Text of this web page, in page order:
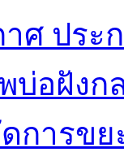
าศ ประ
บ่อฝัง
การข